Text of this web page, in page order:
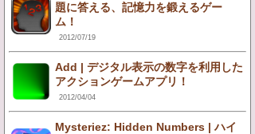
題に答える、記憶力を鍛えるゲー
ム！
2012/07/19
Add | デジタル表示の数字を利用した
アクションゲームアプリ！
2012/04/04
Mysteriez: Hidden Numbers | ハイ